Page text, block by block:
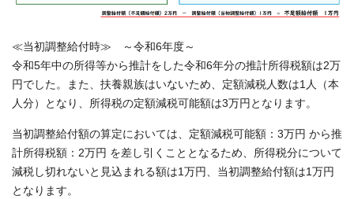
≪当初調整給付時≫ ～令和6年度～
令和5年中の所得等から推計をした令和6年分の推計所得税額は2万
円でした。また、扶養親族はいないため、定額減税人数は1人（本
人分）となり、所得税の定額減税可能額は3万円となります。
当初調整給付額の算定においては、定額減税可能額：3万円 から推
計所得税額：2万円 を差し引くこととなるため、所得税分について
減税し切れないと見込まれる額は1万円、当初調整給付額は1万円
となります。